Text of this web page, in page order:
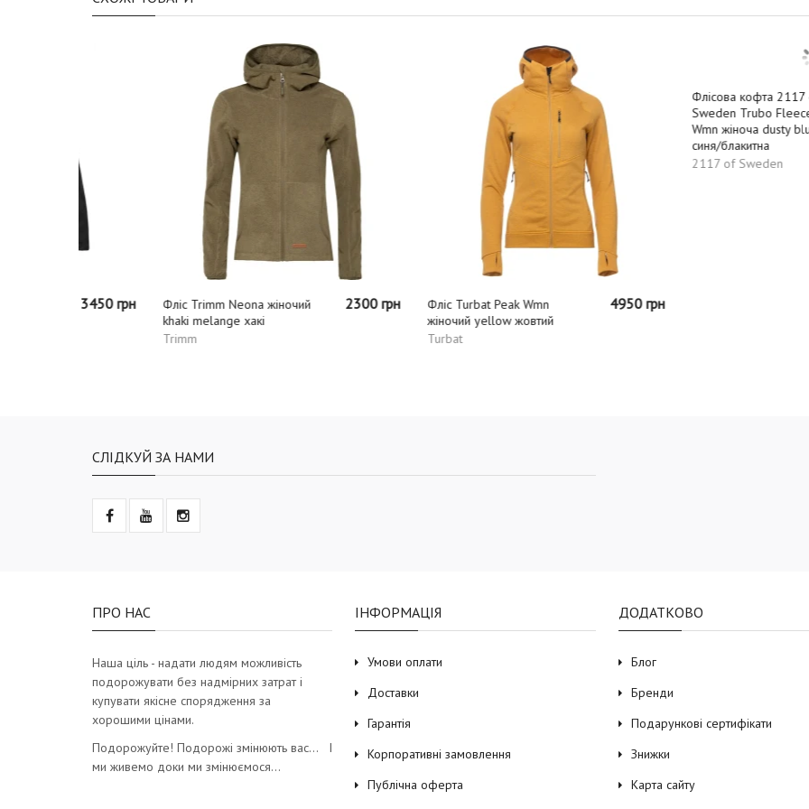
Фліс Trimm Neona жіночий
khaki melange хакі
2300 грн
Фліс Turbat Peak Wmn
жіночий yellow жовтий
4950 грн
Флісова кофта 2117 of
Наша ціль - надати людям можливість
подорожувати без надмірних затрат і
хорошими цінами.
Умови оплати
Доставки
Гарантія
Корпоративні замовлення
Блог
Бренди
Подарункові сертифікати
Знижки